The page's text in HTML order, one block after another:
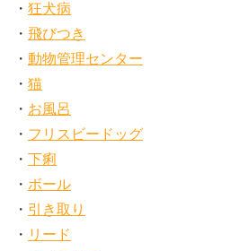
狂犬病
飛びつき
動物管理センター
猫
お風呂
フリスビードッグ
下痢
ボール
引き取り
リード